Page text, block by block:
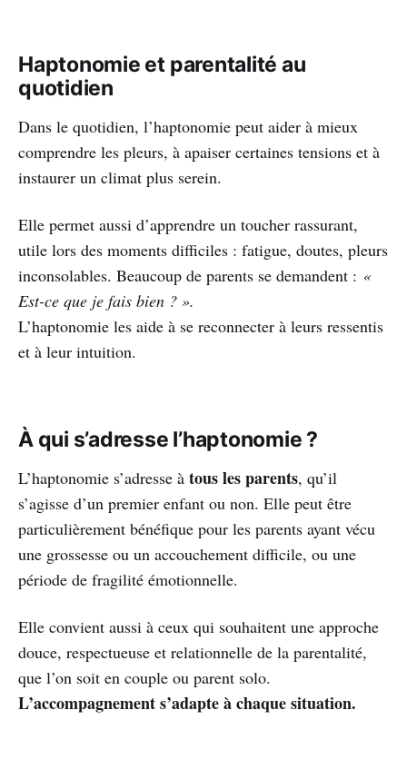
Haptonomie et parentalité au
quotidien
Dans le quotidien, l’haptonomie peut aider à mieux
comprendre les pleurs, à apaiser certaines tensions et à
instaurer un climat plus serein.
Elle permet aussi d’apprendre un toucher rassurant,
utile lors des moments difficiles : fatigue, doutes, pleurs
inconsolables. Beaucoup de parents se demandent : «
Est-ce que je fais bien ? ».
L’haptonomie les aide à se reconnecter à leurs ressentis
et à leur intuition.
À qui s’adresse l’haptonomie ?
L’haptonomie s’adresse à tous les parents, qu’il
s’agisse d’un premier enfant ou non. Elle peut être
particulièrement bénéfique pour les parents ayant vécu
une grossesse ou un accouchement difficile, ou une
période de fragilité émotionnelle.
Elle convient aussi à ceux qui souhaitent une approche
douce, respectueuse et relationnelle de la parentalité,
que l’on soit en couple ou parent solo.
L’accompagnement s’adapte à chaque situation.